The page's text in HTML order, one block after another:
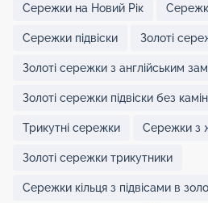
Сережки на Новий Рік
Сережки підвіски Золоті
Золоті сережки з англійським
Золоті сережки підвіски без
Трикутні сережки Сережки з
Золоті сережки трикутники
Сережки кільця з підвісами в